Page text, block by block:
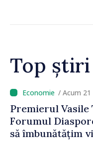
Top știri
/ Acum 4
Un specialist din
propune să
Republica